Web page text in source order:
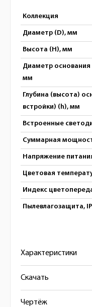
Коллекция
Диаметр (D), мм
Высота (H), мм
Диаметр основания
мм
Глубина (высота)
встройки) (h), мм
Встроенные
Суммарная
Напряжение
Цветовая
Индекс
Пылевлагозащита, IP
Характеристики
Скачать
Чертёж